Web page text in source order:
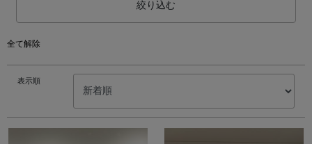
絞り込む
全て解除
表示順